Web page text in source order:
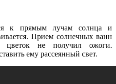
к прямым лучам солнца и
Прием солнечных ванн
цветок не получил ожоги.
ему рассеянный свет.